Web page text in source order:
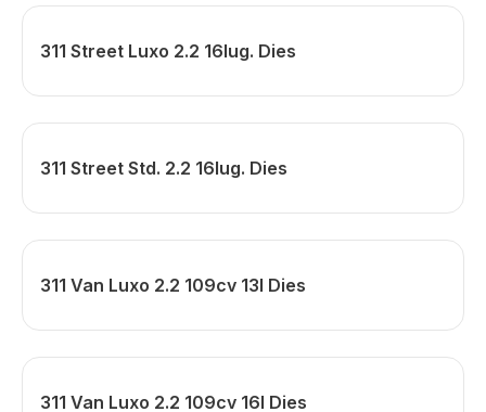
311 Street Luxo 2.2 16lug. Dies
311 Street Std. 2.2 16lug. Dies
311 Van Luxo 2.2 109cv 13l Dies
311 Van Luxo 2.2 109cv 16l Dies